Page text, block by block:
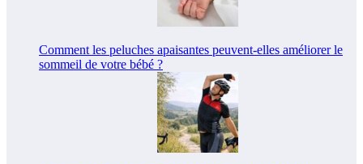
Comment les peluches apaisantes peuvent-elles améliorer le
sommeil de votre bébé ?